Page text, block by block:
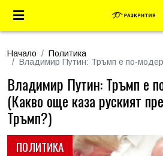
Начало
Политика
Владимир Путин: Тръмп е по-
ПОЛИТИКА
Владимир Путин: Тръмп е
(Какво още каза руският
Тръмп?)